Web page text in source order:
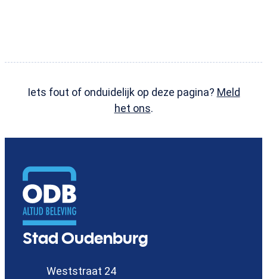
Iets fout of onduidelijk op deze pagina? Meld
het ons.
Contact
Stad Oudenburg
AdresWeststraat 24